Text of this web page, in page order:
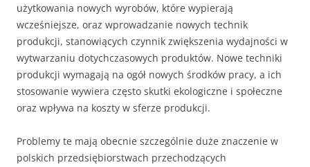
użytkowania nowych wyrobów, które wypierają
wcześniejsze, oraz wprowadzanie nowych technik
produkcji, stanowiących czynnik zwiększenia wydajności w
wytwarzaniu dotychczasowych produktów. Nowe techniki
produkcji wymagają na ogół nowych środków pracy, a ich
stosowanie wywiera często skutki ekologiczne i społeczne
oraz wpływa na koszty w sferze produkcji.
Problemy te mają obecnie szczególnie duże znaczenie w
polskich przedsiębiorstwach przechodzących